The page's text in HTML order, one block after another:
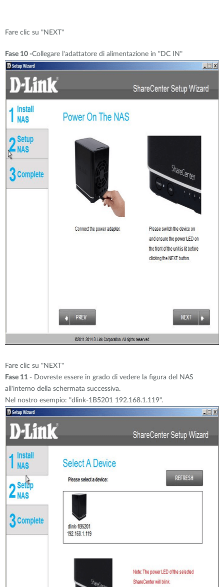
Fare clic su "NEXT"
Fase 10 -Collegare l'adattatore di alimentazione in "DC IN"
Fare clic su "NEXT"
Fase 11 - Dovreste essere in grado di vedere la figura del NAS
all'interno della schermata successiva.
Nel nostro esempio: "dlink-1B5201 192.168.1.119".